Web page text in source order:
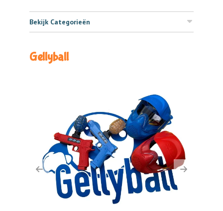
Bekijk Categorieën
Gellyball
Previous Next